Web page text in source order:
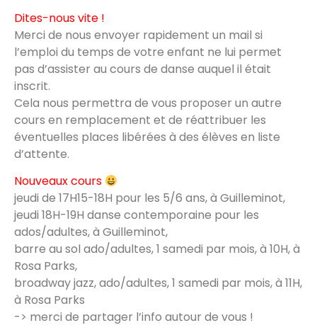
Dites-nous vite !
Merci de nous envoyer rapidement un mail si
l’emploi du temps de votre enfant ne lui permet
pas d’assister au cours de danse auquel il était
inscrit.
Cela nous permettra de vous proposer un autre
cours en remplacement et de réattribuer les
éventuelles places libérées à des élèves en liste
d’attente.
Nouveaux cours
jeudi de 17H15-18H pour les 5/6 ans, à Guilleminot,
jeudi 18H-19H danse contemporaine pour les
ados/adultes, à Guilleminot,
barre au sol ado/adultes, 1 samedi par mois, à 10H, à
Rosa Parks,
broadway jazz, ado/adultes, 1 samedi par mois, à 11H,
à Rosa Parks
-> merci de partager l’info autour de vous !